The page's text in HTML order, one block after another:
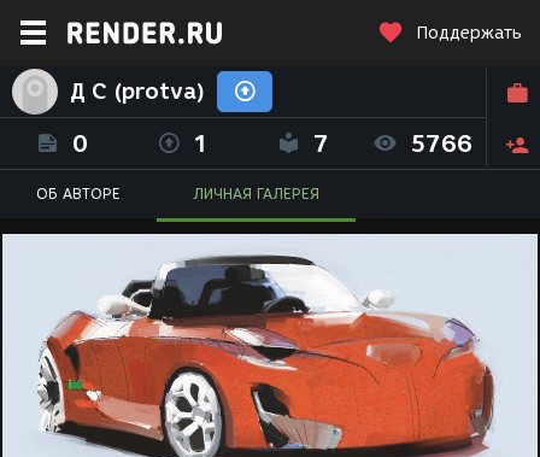
Поддержать
Д С (protva)
0 1 7 5766
ОБ АВТОРЕ ЛИЧНАЯ ГАЛЕРЕЯ